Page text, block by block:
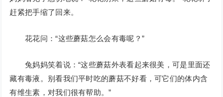
赶紧把手缩了回来。
花花问：“这些蘑菇怎么会有毒呢？”
兔妈妈笑着说：“这些蘑菇外表看起来很美，可是里面还
藏有毒液。别看我们平时吃的蘑菇不好看，可它们的体内含
有维生素，对我们很有帮助。”